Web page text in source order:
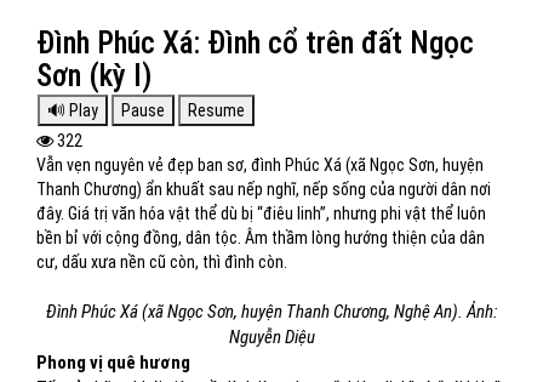
Đình Phúc Xá: Đình cổ trên đất Ngọc
Sơn (kỳ I)
322
Vẫn vẹn nguyên vẻ đẹp ban sơ, đình Phúc Xá (xã Ngọc Sơn, huyện
Thanh Chương) ẩn khuất sau nếp nghĩ, nếp sống của người dân nơi
đây. Giá trị văn hóa vật thể dù bị “điêu linh”, nhưng phi vật thể luôn
bền bỉ với cộng đồng, dân tộc. Âm thầm lòng hướng thiện của dân
cư, dấu xưa nền cũ còn, thì đình còn.
Đình Phúc Xá (xã Ngọc Sơn, huyện Thanh Chương, Nghệ An). Ảnh:
Nguyễn Diệu
Phong vị quê hương